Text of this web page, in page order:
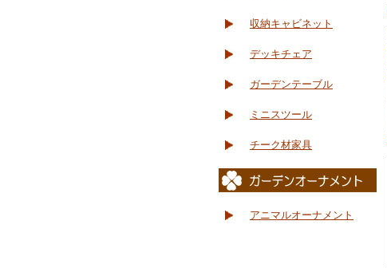
収納キャビネット
デッキチェア
ガーデンテーブル
ミニスツール
チーク材家具
アニマルオーナメント